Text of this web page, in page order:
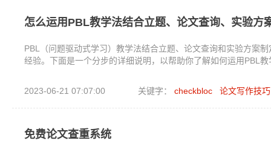
怎么运用PBL教学法结合立题、论文查询、实验方
PBL（问题驱动式学习）教学法结合立题、论文查询和实验方案
经验。下面是一个分步的详细说明，以帮助你了解如何运用PBL
2023-06-21 07:07:00 关键字： checkbloc 论文写作技巧
免费论文查重系统